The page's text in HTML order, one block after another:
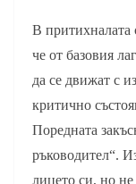
В притихналата
че от базовия
да се движат с
критично
Поредната
ръководител“.
лицето си, но